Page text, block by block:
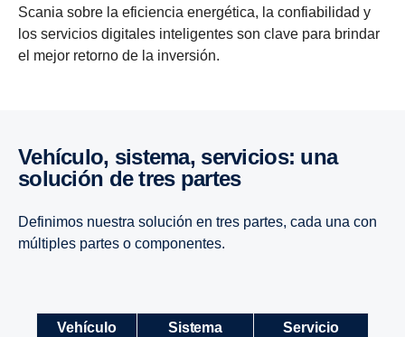
Scania sobre la eficiencia energética, la confiabilidad y
los servicios digitales inteligentes son clave para brindar
el mejor retorno de la inversión.
Vehículo, sistema, servicios: una
solución de tres partes
Definimos nuestra solución en tres partes, cada una con
múltiples partes o componentes.
Vehículo Sistema
Servicio